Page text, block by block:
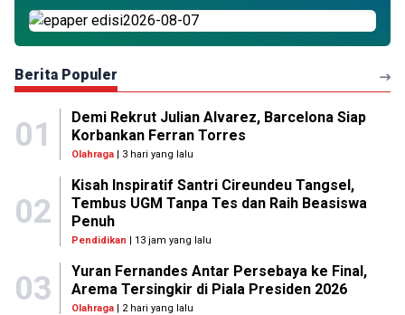
Berita Populer
01
Demi Rekrut Julian Alvarez, Barcelona Siap
Korbankan Ferran Torres
Olahraga| 3 hari yang lalu
02
Kisah Inspiratif Santri Cireundeu Tangsel,
Tembus UGM Tanpa Tes dan Raih Beasiswa
Penuh
Pendidikan | 13 jam yang lalu
03
Yuran Fernandes Antar Persebaya ke Final,
Arema Tersingkir di Piala Presiden 2026
Olahraga| 2 hari yang lalu